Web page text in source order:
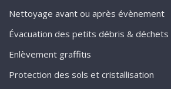
Nettoyage avant ou après évènement
Évacuation des petits débris & déchets
Enlèvement graffitis
Protection des sols et cristallisation